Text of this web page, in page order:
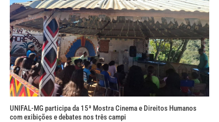
UNIFAL-MG participa da 15ª Mostra Cinema e Direitos Humanos
com exibições e debates nos três campi